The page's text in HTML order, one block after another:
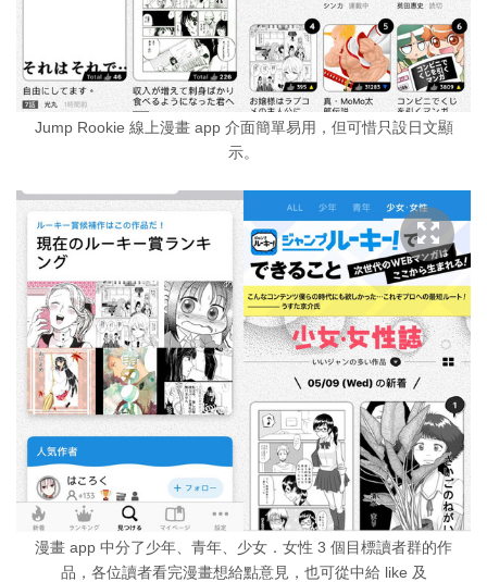
Jump Rookie 線上漫畫 app 介面簡單易用，但可惜只設日文顯
示。
漫畫 app 中分了少年、青年、少女．女性 3 個目標讀者群的作
品，各位讀者看完漫畫想給點意見，也可從中給 like 及